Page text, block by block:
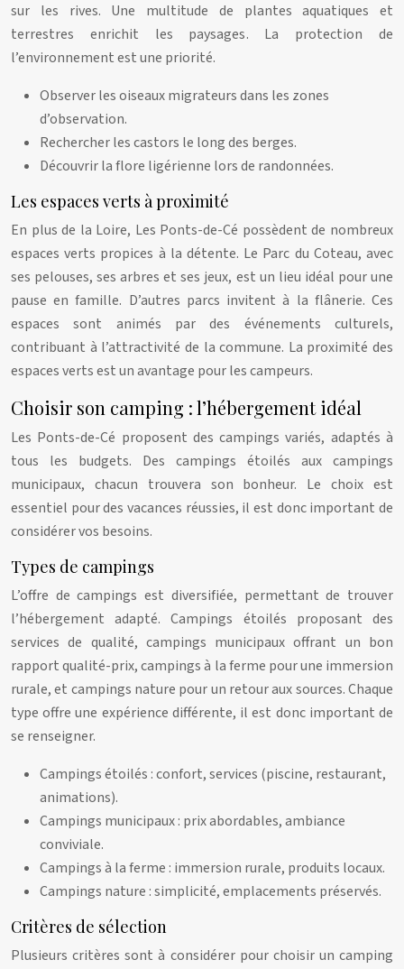
sur les rives. Une multitude de plantes aquatiques et
terrestres enrichit les paysages. La protection de
l’environnement est une priorité.
Observer les oiseaux migrateurs dans les zones
d’observation.
Rechercher les castors le long des berges.
Découvrir la flore ligérienne lors de randonnées.
Les espaces verts à proximité
En plus de la Loire, Les Ponts-de-Cé possèdent de nombreux
espaces verts propices à la détente. Le Parc du Coteau, avec
ses pelouses, ses arbres et ses jeux, est un lieu idéal pour une
pause en famille. D’autres parcs invitent à la flânerie. Ces
espaces sont animés par des événements culturels,
contribuant à l’attractivité de la commune. La proximité des
espaces verts est un avantage pour les campeurs.
Choisir son camping : l’hébergement idéal
Les Ponts-de-Cé proposent des campings variés, adaptés à
tous les budgets. Des campings étoilés aux campings
municipaux, chacun trouvera son bonheur. Le choix est
essentiel pour des vacances réussies, il est donc important de
considérer vos besoins.
Types de campings
L’offre de campings est diversifiée, permettant de trouver
l’hébergement adapté. Campings étoilés proposant des
services de qualité, campings municipaux offrant un bon
rapport qualité-prix, campings à la ferme pour une immersion
rurale, et campings nature pour un retour aux sources. Chaque
type offre une expérience différente, il est donc important de
se renseigner.
Campings étoilés : confort, services (piscine, restaurant,
animations).
Campings municipaux : prix abordables, ambiance
conviviale.
Campings à la ferme : immersion rurale, produits locaux.
Campings nature : simplicité, emplacements préservés.
Critères de sélection
Plusieurs critères sont à considérer pour choisir un camping